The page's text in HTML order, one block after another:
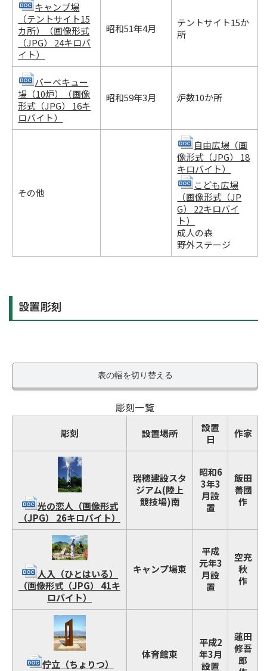
キャンプ場
（テントサイト15
カ所）（画像形式
（JPG） 24キロバ
イト）
昭和51年4月
テントサイト15か
所
バーベキュー
場（10炉）（画像
形式（JPG） 16キ
ロバイト）
昭和59年3月 炉数10か所
その他
自由広場（画
像形式（JPG） 18
キロバイト）
こども広場
（画像形式（JP
G） 22キロバイ
ト）
成人の森
野外ステージ
設置彫刻
表の幅を切り替える
彫刻一覧
彫刻 設置場所
設置
日
作家
光の恋人（画像形式
（JPG） 26キロバイト）
瑞穂建設スタ
ジアム(陸上
競技場)南
昭和6
3年3
月設
置
飯田
善國
作
人入（ひとはいる）
（画像形式（JPG） 41キ
ロバイト）
キャンプ場東
平成
元年3
月設
置
空充
秋
作
佇立（ちょりつ）
体育館東
平成2
年3月
設置
蓮田
修吾
郎